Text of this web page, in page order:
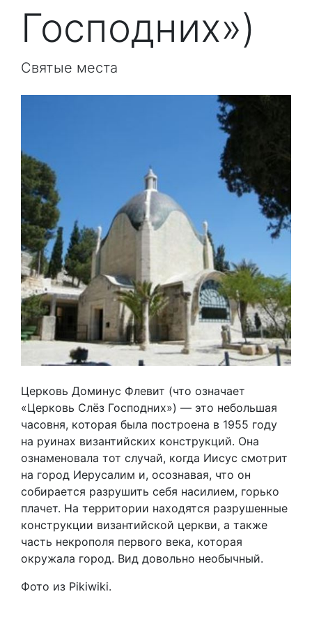
Господних»)
Святые места
Церковь Доминус Флевит (что означает
«Церковь Слёз Господних») — это небольшая
часовня, которая была построена в 1955 году
на руинах византийских конструкций. Она
ознаменовала тот случай, когда Иисус смотрит
на город Иерусалим и, осознавая, что он
собирается разрушить себя насилием, горько
плачет. На территории находятся разрушенные
конструкции византийской церкви, а также
часть некрополя первого века, которая
окружала город. Вид довольно необычный.
Фото из Pikiwiki.